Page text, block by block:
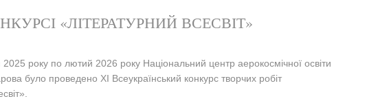
«ЛІТЕРАТУРНИЙ ВСЕСВІТ»
2025 року по лютий 2026 року Національний центр аерокосмічної освіти
було проведено ХІ Всеукраїнський конкурс творчих робіт